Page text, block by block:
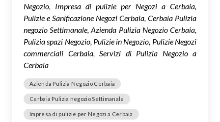
Negozio, Impresa di pulizie per Negozi a Cerbaia,
Pulizie e Sanificazione Negozi Cerbaia, Cerbaia Pulizia
negozio Settimanale, Azienda Pulizia Negozio Cerbaia,
Pulizia spazi Negozio, Pulizie in Negozio, Pulizie Negozi
commerciali Cerbaia, Servizi di Pulizia Negozio a
Cerbaia
Azienda Pulizia Negozio Cerbaia
Cerbaia Pulizia negozio Settimanale
Impresa di pulizie per Negozi a Cerbaia